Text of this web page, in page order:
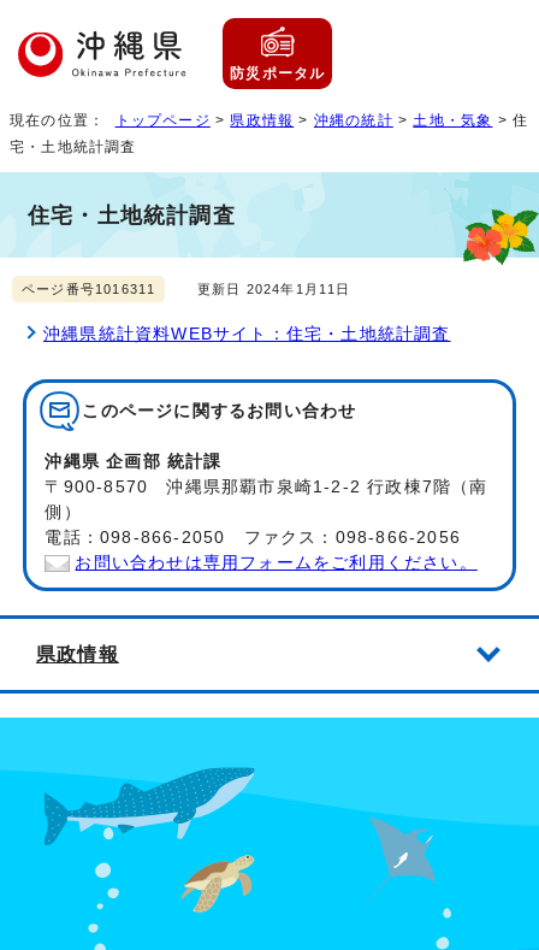
防災ポータル
現在の位置： トップページ > 県政情報 > 沖縄の統計 >土地・気象 > 住
宅・土地統計調査
住宅・土地統計調査
ページ番号1016311 更新日 2024年1月11日
沖縄県統計資料WEBサイト：住宅・土地統計調査
このページに関する お問い合わせ
沖縄県 企画部 統計課
〒900-8570 沖縄県那覇市泉崎1-2-2 行政棟7階（南
側）
電話：098-866-2050 ファクス：098-866-2056
お問い合わせは専用フォームをご利用ください。
県政情報